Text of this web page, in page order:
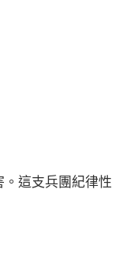
這支兵團紀律性